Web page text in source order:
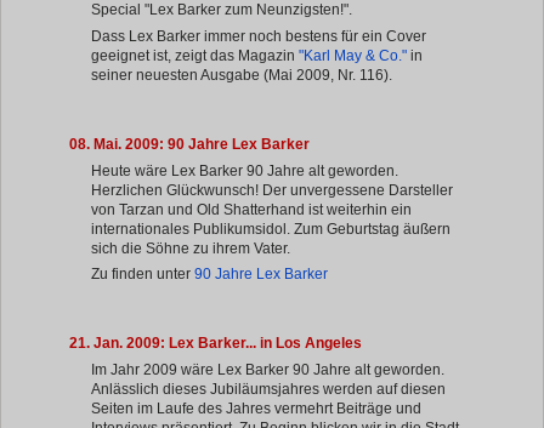
Special "Lex Barker zum Neunzigsten!".
Dass Lex Barker immer noch bestens für ein Cover
geeignet ist, zeigt das Magazin "Karl May & Co." in
seiner neuesten Ausgabe (Mai 2009, Nr. 116).
08. Mai. 2009: 90 Jahre Lex Barker
Heute wäre Lex Barker 90 Jahre alt geworden.
Herzlichen Glückwunsch! Der unvergessene Darsteller
von Tarzan und Old Shatterhand ist weiterhin ein
internationales Publikumsidol. Zum Geburtstag äußern
sich die Söhne zu ihrem Vater.
Zu finden unter 90 Jahre Lex Barker
21. Jan. 2009: Lex Barker... in Los Angeles
Im Jahr 2009 wäre Lex Barker 90 Jahre alt geworden.
Anlässlich dieses Jubiläumsjahres werden auf diesen
Seiten im Laufe des Jahres vermehrt Beiträge und